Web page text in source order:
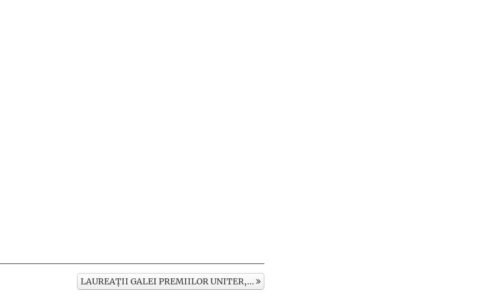
LAUREAȚII GALEI PREMIILOR UNITER,...